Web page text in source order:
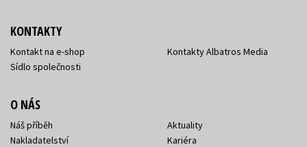
KONTAKTY
Kontakt na e-shop
Sídlo společnosti
Kontakty Albatros Media
O NÁS
Náš příběh
Nakladatelství
Aktuality
Kariéra